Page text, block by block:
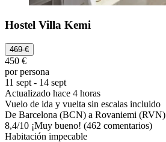
Hostel Villa Kemi
469 €
450 €
por persona
11 sept - 14 sept
Actualizado hace 4 horas
Vuelo de ida y vuelta sin escalas incluido
De Barcelona (BCN) a Rovaniemi (RVN)
8,4/10 ¡Muy bueno! (462 comentarios)
Habitación impecable